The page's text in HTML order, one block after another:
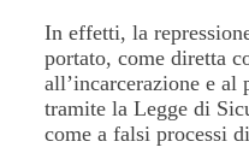
In effetti, la
portato, come diretta
all’incarcerazione e
tramite la Legge di
come a falsi processi